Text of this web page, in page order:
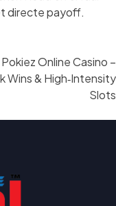
directe payoff.
Pokiez Online Casino –
Wins & High‑Intensity
Slots